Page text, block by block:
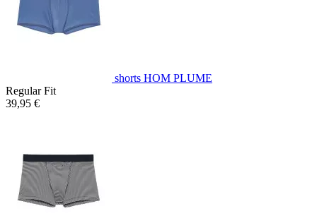
shorts HOM PLUME
Regular Fit
39,95 €